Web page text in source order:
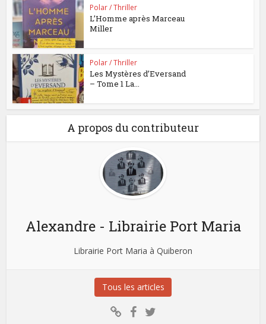
Polar / Thriller
L’Homme après Marceau
Miller
Polar / Thriller
Les Mystères d’Eversand
– Tome 1 La...
A propos du contributeur
Alexandre - Librairie Port Maria
Librairie Port Maria à Quiberon
Tous les articles